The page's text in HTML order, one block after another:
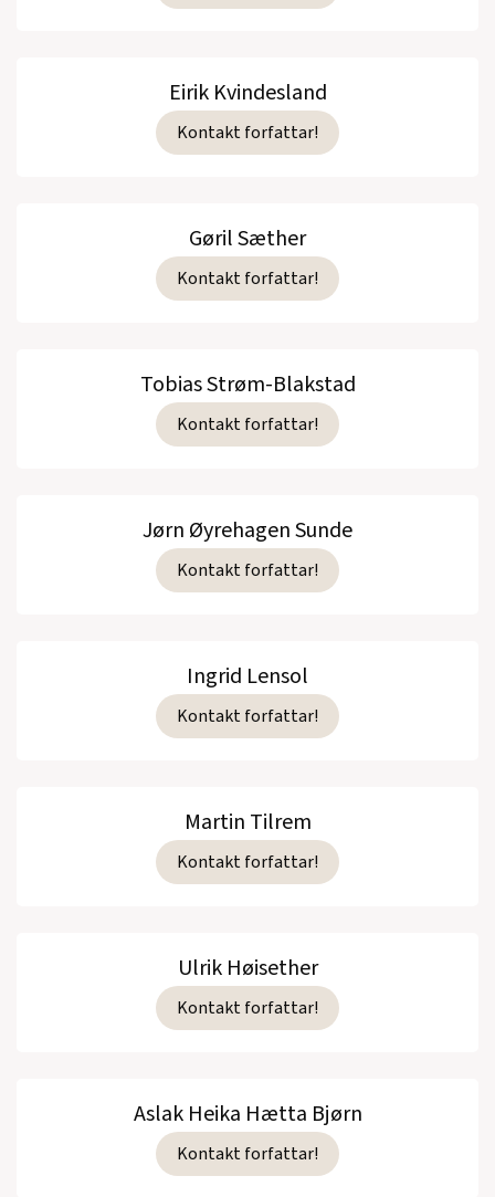
Eirik Kvindesland
Kontakt forfattar!
Gøril Sæther
Kontakt forfattar!
Tobias Strøm-Blakstad
Kontakt forfattar!
Jørn Øyrehagen Sunde
Kontakt forfattar!
Ingrid Lensol
Kontakt forfattar!
Martin Tilrem
Kontakt forfattar!
Ulrik Høisether
Kontakt forfattar!
Aslak Heika Hætta Bjørn
Kontakt forfattar!